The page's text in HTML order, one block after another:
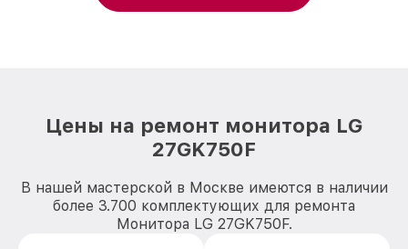
Цены на ремонт монитора LG
27GK750F
В нашей мастерской в Москве имеются в наличии
более 3.700 комплектующих для ремонта
Монитора LG 27GK750F.